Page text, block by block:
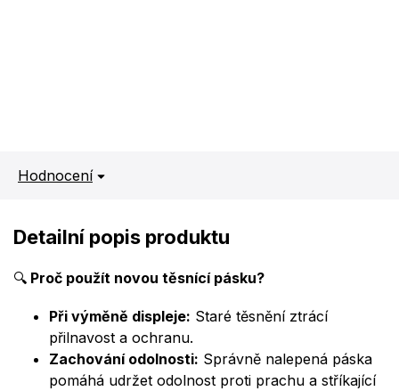
Hodnocení
Detailní popis produktu
🔍 Proč použít novou těsnící pásku?
Při výměně displeje: Staré těsnění ztrácí
přilnavost a ochranu.
Zachování odolnosti: Správně nalepená páska
pomáhá udržet odolnost proti prachu a stříkající